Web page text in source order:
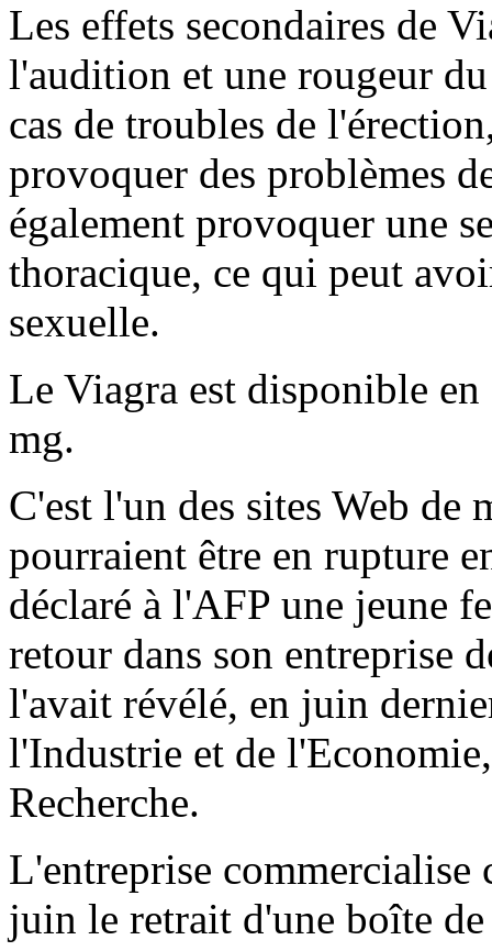
Les effets secondaires de
l'audition et une rougeur
cas de troubles de
provoquer des problèmes
également provoquer une
thoracique, ce qui peut
sexuelle.
Le Viagra est disponible
mg.
C'est l'un des sites Web de
pourraient être en rupture
déclaré à l'AFP une jeune
retour dans son entreprise
l'avait révélé, en juin
l'Industrie et de
Recherche.
L'entreprise commercialise
juin le retrait d'une boîte